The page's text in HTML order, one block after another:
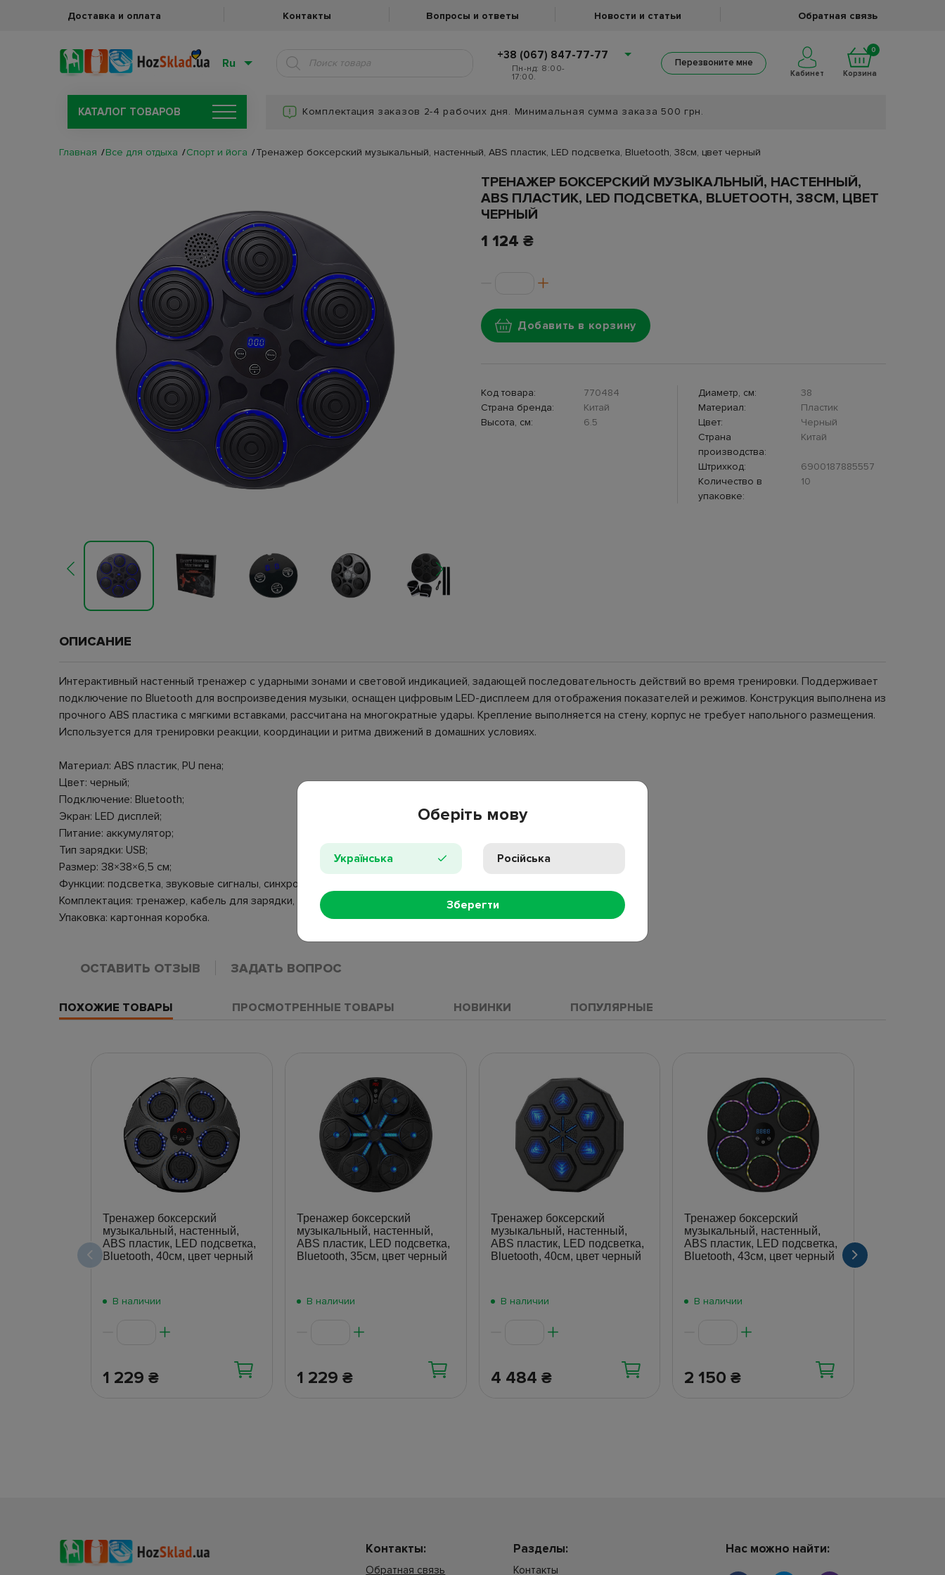
Доставка и оплата Контакты Вопросы и ответы Новости и статьи Обратная связь
Ru
+38 (067) 847-77-77
Пн-нд: 8:00-
17:00.
Перезвоните мне
Кабинет
0
Корзина
КАТАЛОГ ТОВАРОВ Комплектация заказов 2-4 рабочих дня. Минимальная сумма заказа 500 грн.
Главная Все для отдыха Спорт и йога Тренажер боксерский музыкальный, настенный, ABS пластик, LED подсветка, Bluetooth, 38см, цвет черный
ТРЕНАЖЕР БОКСЕРСКИЙ МУЗЫКАЛЬНЫЙ, НАСТЕННЫЙ,
ABS ПЛАСТИК, LED ПОДСВЕТКА, BLUETOOTH, 38СМ, ЦВЕТ
ЧЕРНЫЙ
1 124 ₴
Добавить в корзину
Код товара:
770484
Страна бренда:
Китай
Высота, см:
6.5
Диаметр, см:
38
Материал:
Пластик
Цвет:
Черный
Страна
производства:
Китай
Штрихкод:
6900187885557
Количество в
упаковке:
10
ОПИСАНИЕ
Интерактивный настенный тренажер с ударными зонами и световой индикацией, задающей последовательность действий во время тренировки. Поддерживает
подключение по Bluetooth для воспроизведения музыки, оснащен цифровым LED-дисплеем для отображения показателей и режимов. Конструкция выполнена из
прочного ABS пластика с мягкими вставками, рассчитана на многократные удары. Крепление выполняется на стену, корпус не требует напольного размещения.
Используется для тренировки реакции, координации и ритма движений в домашних условиях.
Материал: ABS пластик, PU пена;
Цвет: черный;
Подключение: Bluetooth;
Экран: LED дисплей;
Питание: аккумулятор;
Тип зарядки: USB;
Размер: 38×38×6,5 см;
Функции: подсветка, звуковые сигналы, синхронизация с музыкой;
Комплектация: тренажер, кабель для зарядки, крепление перчатки;
Упаковка: картонная коробка.
ОСТАВИТЬ ОТЗЫВ ЗАДАТЬ ВОПРОС
ПОХОЖИЕ ТОВАРЫ ПРОСМОТРЕННЫЕ ТОВАРЫ НОВИНКИ ПОПУЛЯРНЫЕ
Тренажер боксерский
музыкальный, настенный,
ABS пластик, LED подсветка,
Bluetooth, 40см, цвет черный
В наличии
1 229 ₴
Тренажер боксерский
музыкальный, настенный,
ABS пластик, LED подсветка,
Bluetooth, 35см, цвет черный
В наличии
1 229 ₴
Тренажер боксерский
музыкальный, настенный,
ABS пластик, LED подсветка,
Bluetooth, 40см, цвет черный
В наличии
4 484 ₴
Тренажер боксерский
музыкальный, настенный,
ABS пластик, LED подсветка,
Bluetooth, 43см, цвет черный
В наличии
2 150₴
Оберіть мову
Українська Російська
Зберегти
Контакты:
Обратная связь
Разделы:
Контакты
Нас можно найти: